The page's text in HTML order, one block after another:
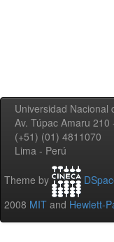
Universidad Nacional
Av. Túpac Amaru
(+51) (01) 4811070
Lima - Perú
Theme by
2008 MIT and Hewlett-